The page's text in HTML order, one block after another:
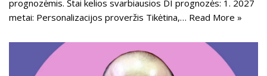
prognozėmis. Štai kelios svarbiausios DI prognozės: 1. 2027
metai: Personalizacijos proveržis Tikėtina,… Read More »